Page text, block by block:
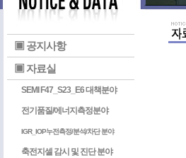
▣ 공지사항
▣ 자료실
SEMI F47_S23_E6 대책분야
전기품질/에너지측정분야
IGR_IOP누전측정/분석/차단 분야
축전지셀 감시 및 진단 분야